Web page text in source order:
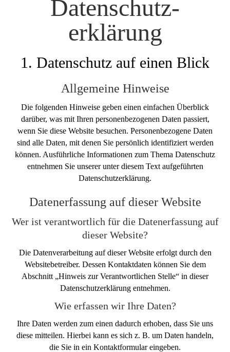
Datenschutz­
erklärung
1. Datenschutz auf einen Blick
Allgemeine Hinweise
Die folgenden Hinweise geben einen einfachen Überblick
darüber, was mit Ihren personenbezogenen Daten passiert,
wenn Sie diese Website besuchen. Personenbezogene Daten
sind alle Daten, mit denen Sie persönlich identifiziert werden
können. Ausführliche Informationen zum Thema Datenschutz
entnehmen Sie unserer unter diesem Text aufgeführten
Datenschutzerklärung.
Datenerfassung auf dieser Website
Wer ist verantwortlich für die Datenerfassung auf
dieser Website?
Die Datenverarbeitung auf dieser Website erfolgt durch den
Websitebetreiber. Dessen Kontaktdaten können Sie dem
Abschnitt „Hinweis zur Verantwortlichen Stelle“ in dieser
Datenschutzerklärung entnehmen.
Wie erfassen wir Ihre Daten?
Ihre Daten werden zum einen dadurch erhoben, dass Sie uns
diese mitteilen. Hierbei kann es sich z. B. um Daten handeln,
die Sie in ein Kontaktformular eingeben.